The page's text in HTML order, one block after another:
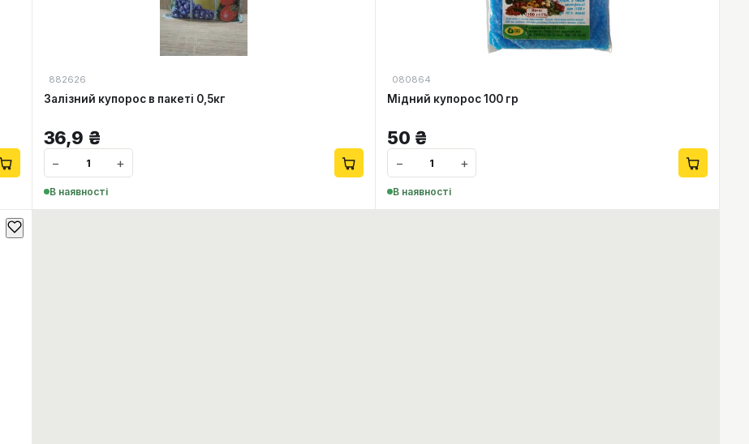
882626
Залізний купорос в пакеті 0,5кг
36,9 ₴
− +
В наявності
080864
Мідний купорос 100 гр
50 ₴
− +
В наявності